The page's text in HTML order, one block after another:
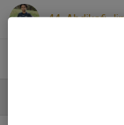
44. Abdikafi
99. Alfons